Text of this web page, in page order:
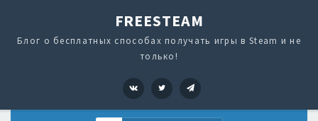
FREESTEAM
Блог о бесплатных способах получать игры в Steam и не
только!
VK Twitter